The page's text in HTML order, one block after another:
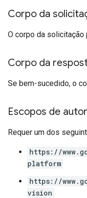
Corpo da
O corpo da
Corpo da
Se bem-sucedido, o
Escopos de
Requer um dos
https://
platform
https://
vision